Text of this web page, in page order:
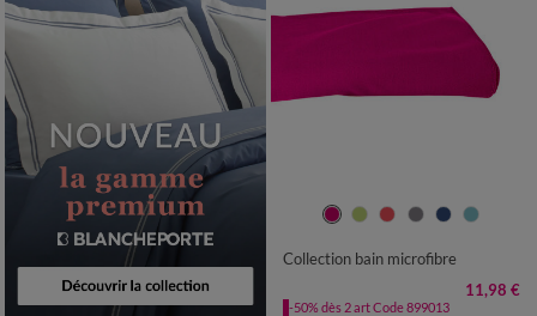
Collection bain microfibre
11,98 €
-50% dès 2 art Code 899013